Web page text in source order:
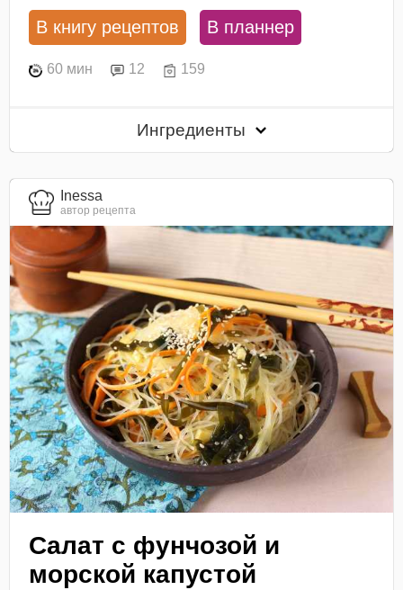
В книгу рецептов В планнер
60 мин 12 159
Ингредиенты
Inessa
автор рецепта
Салат с фунчозой и
морской капустой